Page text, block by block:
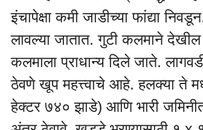
इंचापेक्षा कमी जाडीच्या फांद्या
लावल्या जातात. गुटी कलमाने
कलमाला प्राधान्य दिले जाते.
ठेवणे खूप महत्त्वाचे आहे. हलक्या ते
हेक्टर ७४० झाडे) आणि भारी